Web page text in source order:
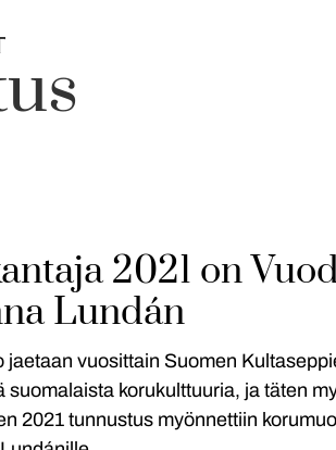
2021 on
Lundán
vuosittain Suomen
korukulttuuria, ja täten
2021 tunnustus myönnettiin